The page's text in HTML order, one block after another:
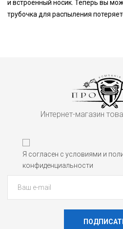
и встроенный носик. Теперь вы
трубочка для распыления
Интернет-магазин
Я согласен с условиями и
конфиденциальности